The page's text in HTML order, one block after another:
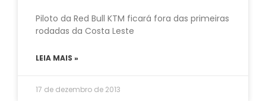
Piloto da Red Bull KTM ficará fora das primeiras
rodadas da Costa Leste
LEIA MAIS »
17 de dezembro de 2013